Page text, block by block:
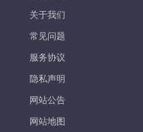
关于我们
常见问题
服务协议
隐私声明
网站公告
网站地图